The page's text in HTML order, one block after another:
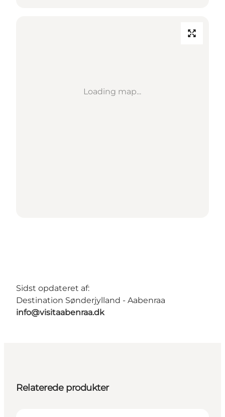
Loading map...
Sidst opdateret af:
Destination Sønderjylland - Aabenraa
info@visitaabenraa.dk
Relaterede produkter